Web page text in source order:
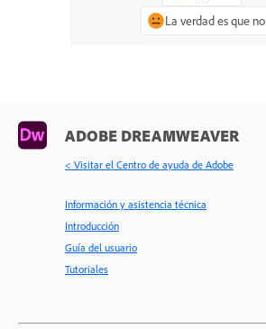
La verdad es que no
ADOBE DREAMWEAVER
< Visitar el Centro de ayuda de Adobe
Información y asistencia técnica
Introducción
Guía del usuario
Tutoriales